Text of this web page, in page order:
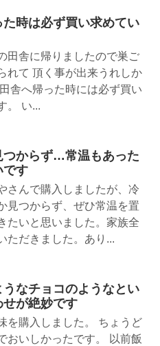
た時は必ず買い求めてい
田舎に帰りましたので巣ご
れて 頂く事が出来うれしか
舎へ帰った時には必ず買い
。 い...
つからず…常温もあった
です
さんで購入しましたが、冷
見つからず、ぜひ常温を置
たいと思いました。家族全
ただきました。あり...
なチョコのようなとい
せが絶妙です
を購入しました。 ちょうど
おいしかったです。 以前飯